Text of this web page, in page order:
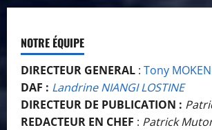
NOTRE ÉQUIPE
DIRECTEUR GENERAL : Tony
DAF : Landrine NIANGI LOSTINE
DIRECTEUR DE PUBLICATION :
REDACTEUR EN CHEF : Patrick